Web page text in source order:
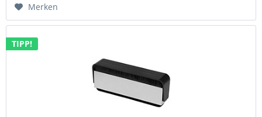
Merken
TIPP!